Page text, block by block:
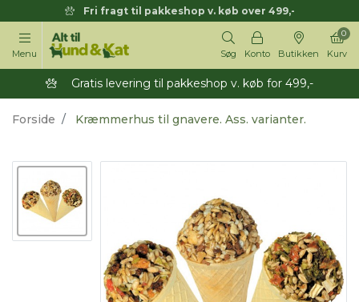
Fri fragt til pakkeshop v. køb over 499,-
Menu Søg Konto Butikken Kurv
0
Gratis levering til pakkeshop v. køb for 499,-
Forside Kræmmerhus til gnavere. Ass. varianter.